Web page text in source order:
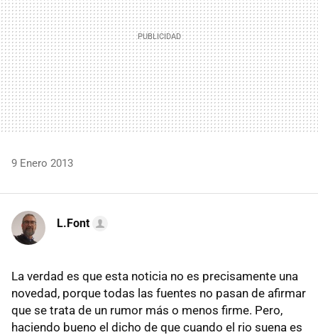
9 Enero 2013
L.Font
La verdad es que esta noticia no es precisamente una
novedad, porque todas las fuentes no pasan de afirmar
que se trata de un rumor más o menos firme. Pero,
haciendo bueno el dicho de que cuando el rio suena es